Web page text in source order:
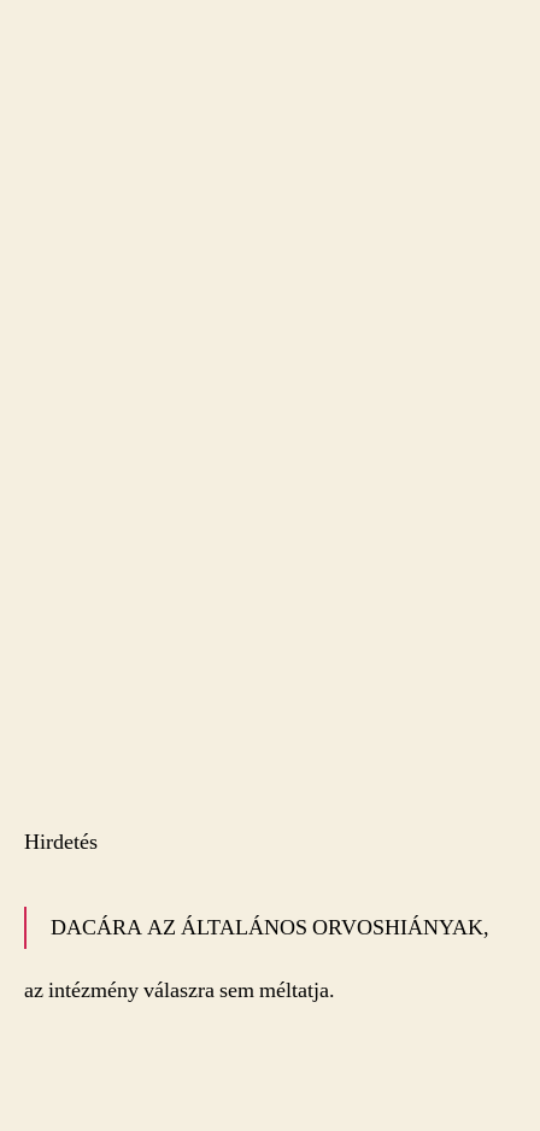
Hirdetés
DACÁRA AZ ÁLTALÁNOS ORVOSHIÁNYAK,
az intézmény válaszra sem méltatja.